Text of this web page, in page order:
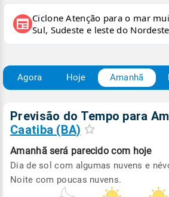
newspaper Ciclone Atenção para o mar
Sul, Sudeste e leste do Nordeste
Agora Hoje Amanhã
Previsão do Tempo para
Caatiba (BA)
Amanhã será parecido com hoje
Dia de sol com algumas nuvens e
Noite com poucas nuvens.